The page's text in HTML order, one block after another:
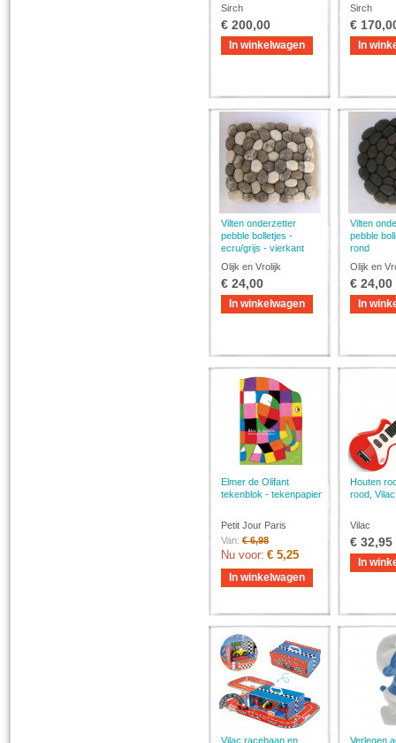
Sirch
€ 200,00
In winkelwagen
Sirch
€
In
Vilten onderzetter
pebble bolletjes -
ecru/grijs - vierkant
Olijk en Vrolijk
€ 24,00
In winkelwagen
Vilten
pebble
rond
Olijk en
€ 24,00
In
Elmer de Olifant
tekenblok - tekenpapier
Petit Jour Paris
Van: € 6,98
Nu voor: € 5,25
In winkelwagen
Houten
rood, Vilac
Vilac
€ 32,95
In
Vilac racebaan en
Verlegen